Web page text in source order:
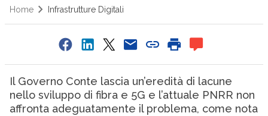
Home Infrastrutture Digitali
Il Governo Conte lascia un’eredità di lacune
nello sviluppo di fibra e 5G e l’attuale PNRR non
affronta adeguatamente il problema, come nota